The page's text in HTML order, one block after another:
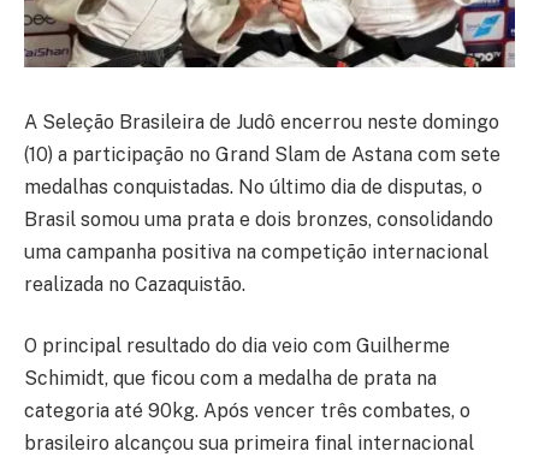
A Seleção Brasileira de Judô encerrou neste domingo
(10) a participação no Grand Slam de Astana com sete
medalhas conquistadas. No último dia de disputas, o
Brasil somou uma prata e dois bronzes, consolidando
uma campanha positiva na competição internacional
realizada no Cazaquistão.
O principal resultado do dia veio com Guilherme
Schimidt, que ficou com a medalha de prata na
categoria até 90kg. Após vencer três combates, o
brasileiro alcançou sua primeira final internacional